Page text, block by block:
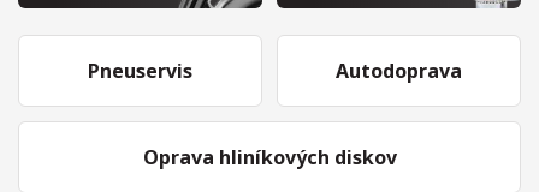
Pneuservis
Oprava hliníkových diskov
Autodoprava